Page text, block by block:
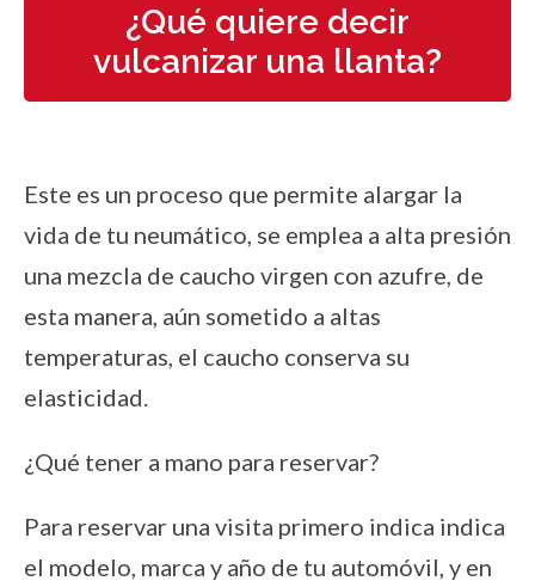
¿Qué quiere decir
vulcanizar una llanta?
Este es un proceso que permite alargar la
vida de tu neumático, se emplea a alta presión
una mezcla de caucho virgen con azufre, de
esta manera, aún sometido a altas
temperaturas, el caucho conserva su
elasticidad.
¿Qué tener a mano para reservar?
Para reservar una visita primero indica indica
el modelo, marca y año de tu automóvil, y en